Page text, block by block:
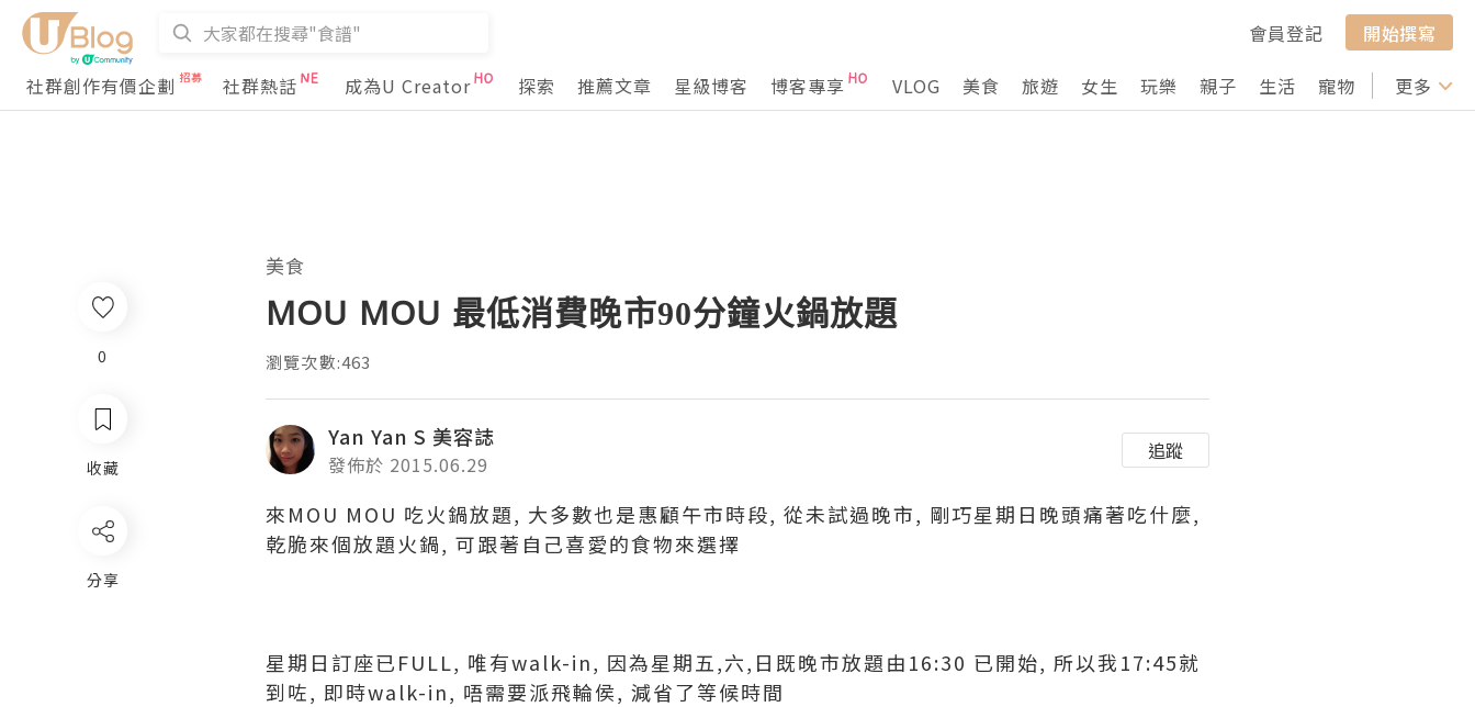
會員登記
開始撰寫
社群創作有價企劃
社群熱話 成為U Creator 探索 推薦文章 星級博客 博客專享 VLOG 美食 旅遊 女生 玩樂 親子 生活 寵物 行山 打卡
更多
0
收藏
分享
美食
MOU MOU 最低消費晚市90分鐘火鍋放題
瀏覽次數:463
Yan Yan S 美容誌
發佈於 2015.06.29
追蹤
來MOU MOU 吃火鍋放題, 大多數也是惠顧午市時段, 從未試過晚市, 剛巧星期日晚頭痛著吃什麼,
乾脆來個放題火鍋, 可跟著自己喜愛的食物來選擇
星期日訂座已FULL, 唯有walk-in, 因為星期五,六,日既晚市放題由16:30 已開始, 所以我17:45就
到咗, 即時walk-in, 唔需要派飛輪侯, 減省了等候時間